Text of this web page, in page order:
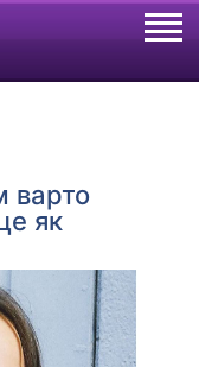
варто
як